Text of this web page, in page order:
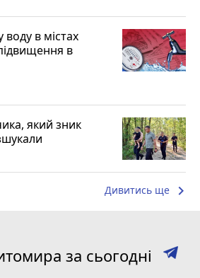
в містах
в
який зник
Дивитись ще keyboard_arrow_right
за сьогодні